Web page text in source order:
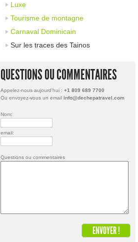
Luxe
Tourisme de montagne
Carnaval Dominicain
Sur les traces des Tainos
QUESTIONS OU COMMENTAIRES
Appelez-nous aujourd'hui : +1 809 689 7700
Ou envoyez-vous un email info@dechepatravel.com
Nom:
email:
Questions ou commentaires